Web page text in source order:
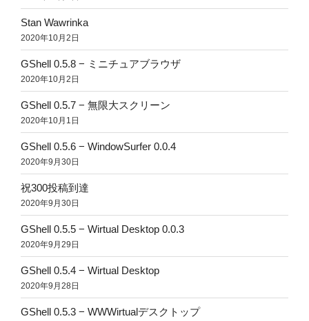
Stan Wawrinka
2020年10月2日
GShell 0.5.8 − ミニチュアブラウザ
2020年10月2日
GShell 0.5.7 − 無限大スクリーン
2020年10月1日
GShell 0.5.6 − WindowSurfer 0.0.4
2020年9月30日
祝300投稿到達
2020年9月30日
GShell 0.5.5 − Wirtual Desktop 0.0.3
2020年9月29日
GShell 0.5.4 − Wirtual Desktop
2020年9月28日
GShell 0.5.3 − WWWirtualデスクトップ